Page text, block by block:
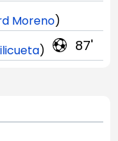
Moreno)
87'
)